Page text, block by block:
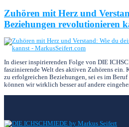
Zuhören mit Herz und
Beziehungen revolutionieren
In dieser inspirierenden Folge von DIE
faszinierende Welt des aktiven Zuhörens ein.
zu erfolgreichen Beziehungen, sei es im
können wir wirklich besser auf andere